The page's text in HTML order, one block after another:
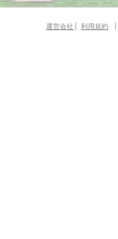
運営会社 利用規約